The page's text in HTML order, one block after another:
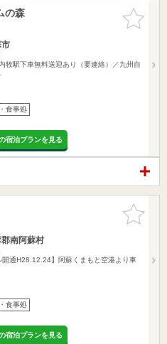
お気に入
りに追加
の森
市
駅下車無料送迎あり（要連絡）／九州自
食事処
宿泊プランを見る
お気に入
りに追加
南阿蘇村
開通H28.12.24】阿蘇くまもと空港より車
食事処
宿泊プランを見る